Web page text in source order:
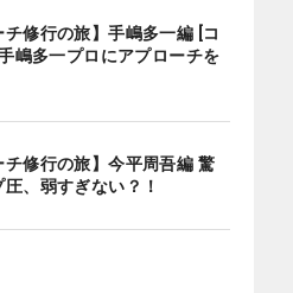
チ修行の旅】手嶋多一編 [コ
嶋多一プロにアプローチを
チ修行の旅】今平周吾編 驚
、弱すぎない？！